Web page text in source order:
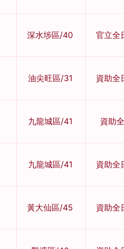
深水埗區/40 官立全
油尖旺區/31 資助全
九龍城區/41 資助
九龍城區/41 資助全
黃大仙區/45 資助全